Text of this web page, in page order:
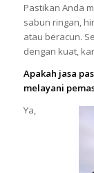
Pastikan Anda
sabun ringan,
atau beracun.
dengan kuat,
Apakah jasa
melayani
Ya,